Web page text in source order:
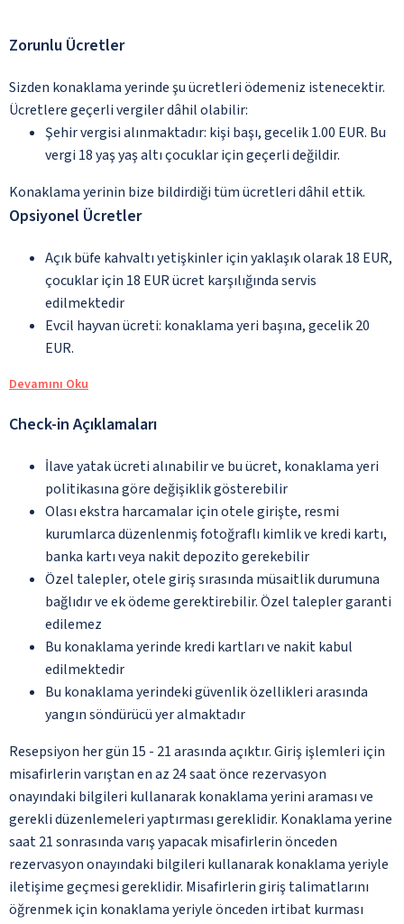
Zorunlu Ücretler
Sizden konaklama yerinde şu ücretleri ödemeniz istenecektir.
Ücretlere geçerli vergiler dâhil olabilir:
Şehir vergisi alınmaktadır: kişi başı, gecelik 1.00 EUR. Bu
vergi 18 yaş yaş altı çocuklar için geçerli değildir.
Konaklama yerinin bize bildirdiği tüm ücretleri dâhil ettik.
Opsiyonel Ücretler
Açık büfe kahvaltı yetişkinler için yaklaşık olarak 18 EUR,
çocuklar için 18 EUR ücret karşılığında servis
edilmektedir
Evcil hayvan ücreti: konaklama yeri başına, gecelik 20
EUR.
Devamını Oku
Check-in Açıklamaları
İlave yatak ücreti alınabilir ve bu ücret, konaklama yeri
politikasına göre değişiklik gösterebilir
Olası ekstra harcamalar için otele girişte, resmi
kurumlarca düzenlenmiş fotoğraflı kimlik ve kredi kartı,
banka kartı veya nakit depozito gerekebilir
Özel talepler, otele giriş sırasında müsaitlik durumuna
bağlıdır ve ek ödeme gerektirebilir. Özel talepler garanti
edilemez
Bu konaklama yerinde kredi kartları ve nakit kabul
edilmektedir
Bu konaklama yerindeki güvenlik özellikleri arasında
yangın söndürücü yer almaktadır
Resepsiyon her gün 15 - 21 arasında açıktır. Giriş işlemleri için
misafirlerin varıştan en az 24 saat önce rezervasyon
onayındaki bilgileri kullanarak konaklama yerini araması ve
gerekli düzenlemeleri yaptırması gereklidir. Konaklama yerine
saat 21 sonrasında varış yapacak misafirlerin önceden
rezervasyon onayındaki bilgileri kullanarak konaklama yeriyle
iletişime geçmesi gereklidir. Misafirlerin giriş talimatlarını
öğrenmek için konaklama yeriyle önceden irtibat kurması